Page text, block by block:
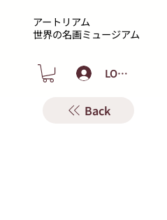
アートリアム
​世界の名画ミュージアム
LOGIN
Back